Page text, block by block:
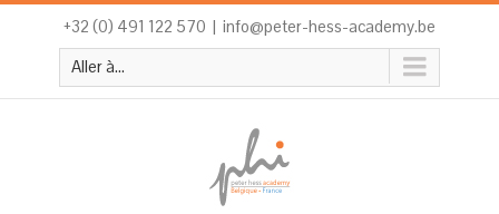
+32 (0) 491 122 570 | info@peter-hess-academy.be
Aller à...